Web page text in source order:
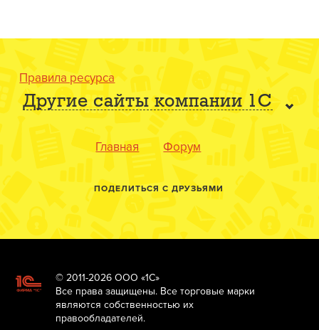
Правила ресурса
Другие сайты компании 1С
Главная Форум
ПОДЕЛИТЬСЯ С ДРУЗЬЯМИ
© 2011-2026 ООО «1С»
Все права защищены. Все торговые марки
являются собственностью их
правообладателей.